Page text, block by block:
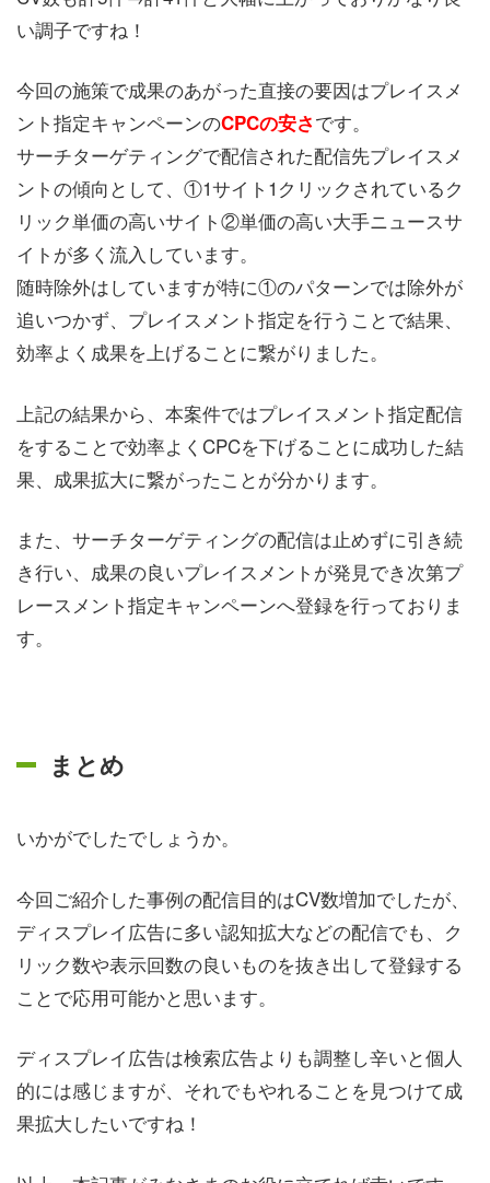
い調子ですね！
今回の施策で成果のあがった直接の要因はプレイスメ
ント指定キャンペーンのCPCの安さです。
サーチターゲティングで配信された配信先プレイスメ
ントの傾向として、①1サイト1クリックされているク
リック単価の高いサイト②単価の高い大手ニュースサ
イトが多く流入しています。
随時除外はしていますが特に①のパターンでは除外が
追いつかず、プレイスメント指定を行うことで結果、
効率よく成果を上げることに繋がりました。
上記の結果から、本案件ではプレイスメント指定配信
をすることで効率よくCPCを下げることに成功した結
果、成果拡大に繋がったことが分かります。
また、サーチターゲティングの配信は止めずに引き続
き行い、成果の良いプレイスメントが発見でき次第プ
レースメント指定キャンペーンへ登録を行っておりま
す。
まとめ
いかがでしたでしょうか。
今回ご紹介した事例の配信目的はCV数増加でしたが、
ディスプレイ広告に多い認知拡大などの配信でも、ク
リック数や表示回数の良いものを抜き出して登録する
ことで応用可能かと思います。
ディスプレイ広告は検索広告よりも調整し辛いと個人
的には感じますが、それでもやれることを見つけて成
果拡大したいですね！